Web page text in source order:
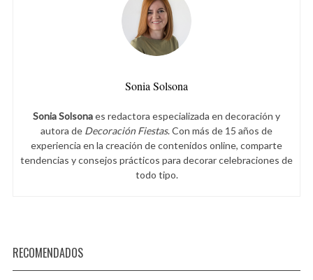
Sonia Solsona
Sonia Solsonaes redactora especializada en decoración y
autora de Decoración Fiestas. Con más de 15 años de
experiencia en la creación de contenidos online, comparte
tendencias y consejos prácticos para decorar celebraciones de
todo tipo.
RECOMENDADOS